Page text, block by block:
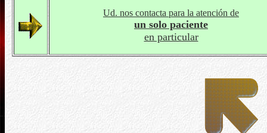
Ud. nos contacta para la atención de
un solo paciente
en particular